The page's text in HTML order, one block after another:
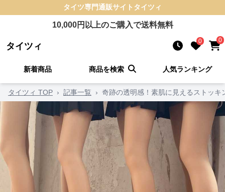
タイツ専門通販サイト タイツィ
10,000円以上のご購入で送料無料
タイツィ 0 0
新着商品 商品を検索 人気ランキング
タイツィ TOP › 記事一覧 › 奇跡の透明感！素肌に見えるストッキ